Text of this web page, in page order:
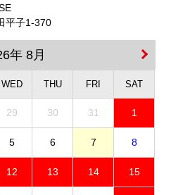
平子1-370
年 8月
WED THU FRI SAT
29 30 31 1
5 6 7 8
12 13 14 15